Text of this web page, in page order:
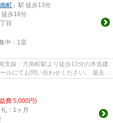
町 」駅 徒歩13分
徒歩16分
目
中： 1室
支線・方南町駅より徒歩13分の木造建
費 5,000円)
：1ヶ月